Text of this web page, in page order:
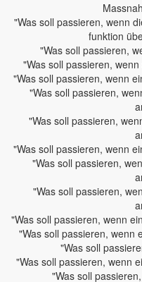
"Was soll passieren, wenn
funktion
"Was soll passieren,
"Was soll passieren,
"Was soll passieren, wenn
"Was soll passieren,
"Was soll passieren,
"Was soll passieren, wenn
"Was soll passieren,
"Was soll passieren,
"Was soll passieren, wenn
"Was soll passieren, wenn
"Was soll
"Was soll passieren, wenn
"Was soll